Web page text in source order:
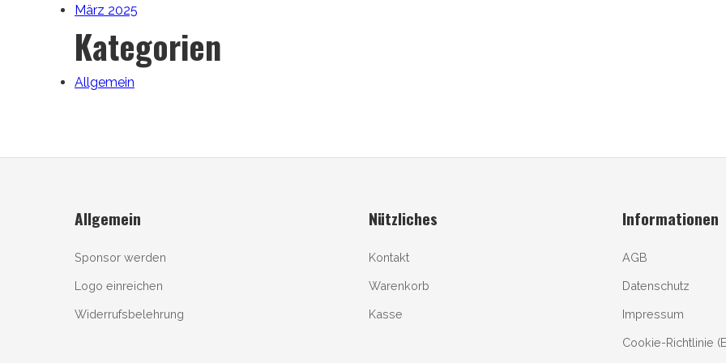
März 2025
Kategorien
Allgemein
Allgemein
Sponsor werden
Logo einreichen
Widerrufsbelehrung
Nützliches
Kontakt
Warenkorb
Kasse
Informationen
AGB
Datenschutz
Impressum
Cookie-Richtlinie